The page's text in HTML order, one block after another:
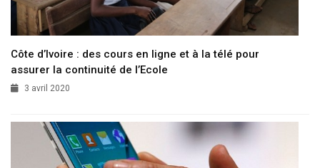
Côte d’Ivoire : des cours en ligne et à la télé pour
assurer la continuité de l’Ecole
3 avril 2020